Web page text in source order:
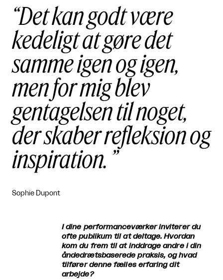
Det kan godt være
kedeligt at gøre det
samme igen og igen,
men for mig blev
gentagelsen til noget,
der skaber refleksion og
inspiration.
Sophie Dupont
I dine performanceværker inviterer du
ofte publikum til at deltage. Hvordan
kom du frem til at inddrage andre i din
åndedrætsbaserede praksis, og hvad
tilfører denne fælles erfaring dit
arbejde?